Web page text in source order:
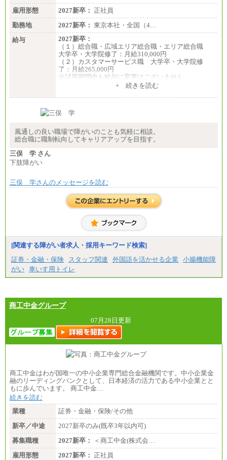
雇用形態
2027新卒： 正社員
勤務地
2027新卒： 東京本社・全国（4…
給与
2027新卒：
（１）総合職・広域エリア総合職・エリア総合職
大学卒・大学院修了：月給310,000円
（２）カスタマーサービス職 大学卒・大学院修
了：月給265,000円
※試用期間中も給与に変更はございません
+ 続きを読む
風通しの良い職場で障がいのことも気軽に相談。
総合職に職制転向してキャリアアップを目指す。
三俣 学 さん
下肢障がい
三俣 学さんのメッセージを読む
[関連する障がい者求人・採用キーワード検索]
証券・金融・保険
スタッフ関連 外国語を活かせる企業
小腸機能障
がい 車いす用トイレ
商工中金グループ
07月28日更新
商工中金はわが国唯一の中小企業専門総合金融機関です。中小企業金
融のリーディングバンクとして、日本経済の活力である中小企業とと
もに歩んでいます。 商工中金…
続きを読む
業種
証券・金融・保険/その他
新卒／中途
2027新卒のみ(既卒3年以内可)
募集職種
2027新卒：
＜商工中金(株式会…
雇用形態
2027新卒： 正社員